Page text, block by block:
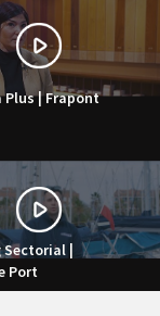
Plus | Frapont
Sectorial |
Port